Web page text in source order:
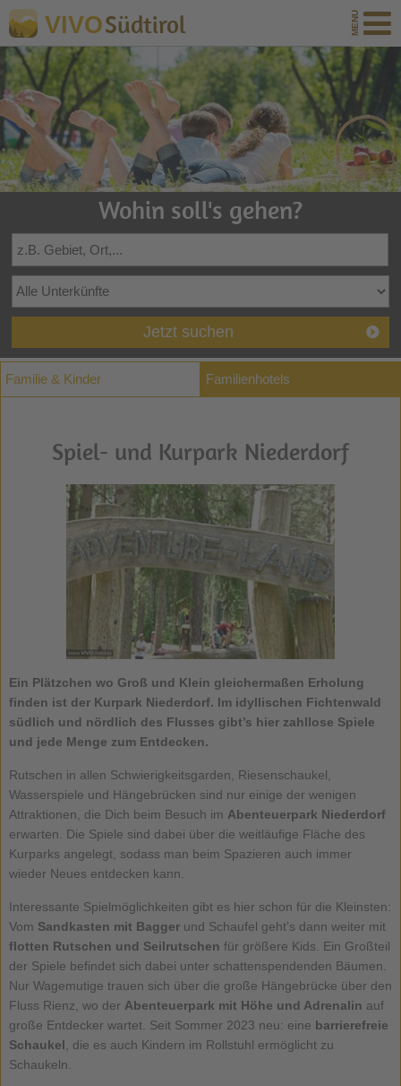
VIVOSüdtirol
Wohin soll's gehen?
Jetzt suchen
Familie & Kinder Familienhotels
Spiel- und Kurpark Niederdorf
Ein Plätzchen wo Groß und Klein gleichermaßen Erholung
finden ist der Kurpark Niederdorf. Im idyllischen Fichtenwald
südlich und nördlich des Flusses gibt’s hier zahllose Spiele
und jede Menge zum Entdecken.
Rutschen in allen Schwierigkeitsgarden, Riesenschaukel,
Wasserspiele und Hängebrücken sind nur einige der wenigen
Attraktionen, die Dich beim Besuch im Abenteuerpark Niederdorf
erwarten. Die Spiele sind dabei über die weitläufige Fläche des
Kurparks angelegt, sodass man beim Spazieren auch immer
wieder Neues entdecken kann.
Interessante Spielmöglichkeiten gibt es hier schon für die Kleinsten:
Vom Sandkasten mit Baggerund Schaufel geht’s dann weiter mit
flotten Rutschen und Seilrutschen für größere Kids. Ein Großteil
der Spiele befindet sich dabei unter schattenspendenden Bäumen.
Nur Wagemutige trauen sich über die große Hängebrücke über den
Fluss Rienz, wo der Abenteuerpark mit Höhe und Adrenalin auf
große Entdecker wartet. Seit Sommer 2023 neu: eine barrierefreie
Schaukel , die es auch Kindern im Rollstuhl ermöglicht zu
Schaukeln.